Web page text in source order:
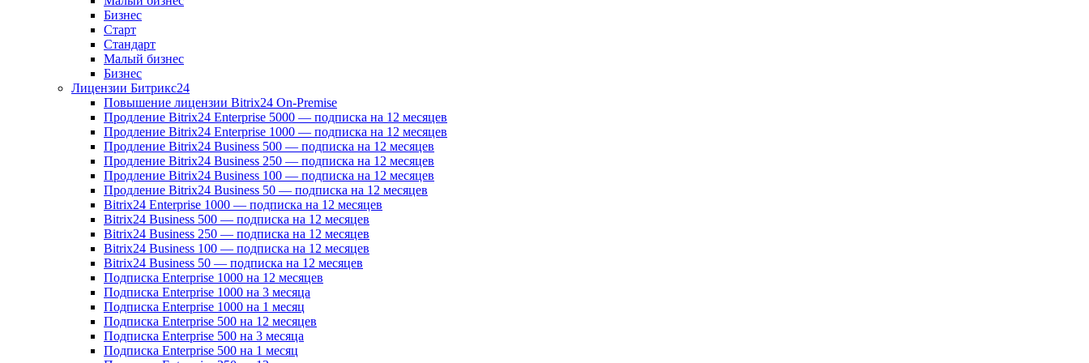
Бизнес
Старт
Стандарт
Малый бизнес
Бизнес
Лицензии Битрикс24
Повышение лицензии Bitrix24 On-Premise
Продление Bitrix24 Enterprise 5000 — подписка на 12 месяцев
Продление Bitrix24 Enterprise 1000 — подписка на 12 месяцев
Продление Bitrix24 Business 500 — подписка на 12 месяцев
Продление Bitrix24 Business 250 — подписка на 12 месяцев
Продление Bitrix24 Business 100 — подписка на 12 месяцев
Продление Bitrix24 Business 50 — подписка на 12 месяцев
Bitrix24 Enterprise 1000 — подписка на 12 месяцев
Bitrix24 Business 500 — подписка на 12 месяцев
Bitrix24 Business 250 — подписка на 12 месяцев
Bitrix24 Business 100 — подписка на 12 месяцев
Bitrix24 Business 50 — подписка на 12 месяцев
Подписка Enterprise 1000 на 12 месяцев
Подписка Enterprise 1000 на 3 месяца
Подписка Enterprise 1000 на 1 месяц
Подписка Enterprise 500 на 12 месяцев
Подписка Enterprise 500 на 3 месяца
Подписка Enterprise 500 на 1 месяц